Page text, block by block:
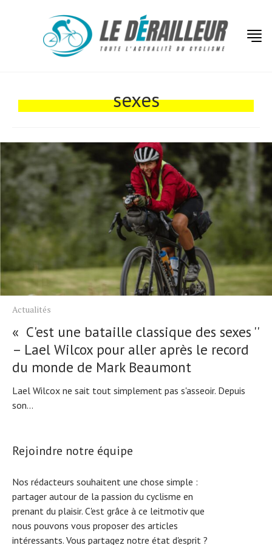
sexes
Actualités
« C'est une bataille classique des sexes ''
– Lael Wilcox pour aller après le record
du monde de Mark Beaumont
Lael Wilcox ne sait tout simplement pas s'asseoir. Depuis
son...
Rejoindre notre équipe
Nos rédacteurs souhaitent une chose simple :
partager autour de la passion du cyclisme en
prenant du plaisir. C'est grâce à ce leitmotiv que
nous pouvons vous proposer des articles
intéressants. Vous partagez notre état d'esprit ?
Tests de produits
Tendances
Tous nos articles
À propos